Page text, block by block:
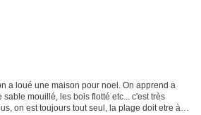
a loué une maison pour noel. On apprend a
mouillé, les bois flotté etc... c'est très
on est toujours tout seul, la plage doit etre à